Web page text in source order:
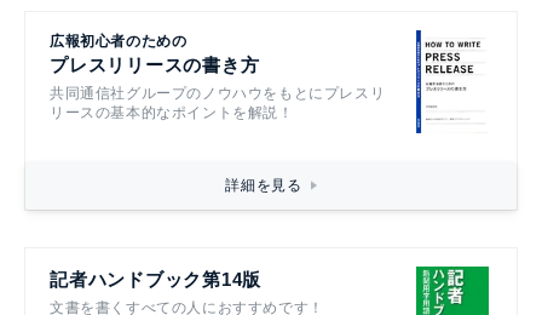
広報初心者のための
プレスリリースの書き方
共同通信社グループのノウハウをもとにプレスリ
リースの基本的なポイントを解説！
詳細を見る
記者ハンドブック第14版
文書を書くすべての人におすすめです！